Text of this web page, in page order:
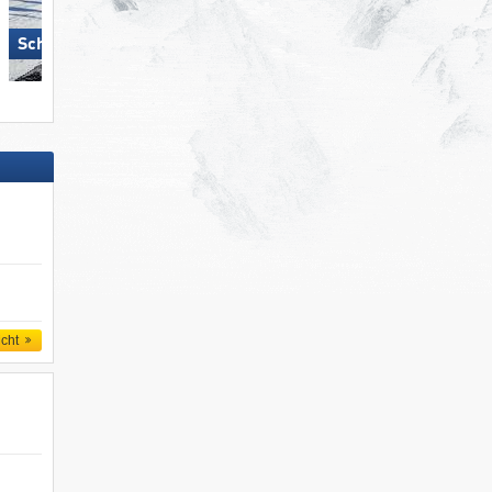
Schlick 2000 – Fulpmes
Ski Juwel Alpbachtal
Wildschönau